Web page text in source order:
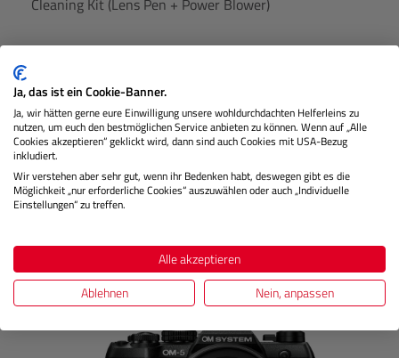
Cleaning Kit (Lens Pen + Power Blower)
Preis € 19,99
IN DEN WARENKORB
Produktgalerie überspringen
Ja, das ist ein Cookie-Banner.
Ja, wir hätten gerne eure Einwilligung unsere wohldurchdachten Helferleins zu
nutzen, um euch den bestmöglichen Service anbieten zu können. Wenn auf „Alle
Cookies akzeptieren“ geklickt wird, dann sind auch Cookies mit USA-Bezug
inkludiert.
Wir verstehen aber sehr gut, wenn ihr Bedenken habt, deswegen gibt es die
Möglichkeit „nur erforderliche Cookies“ auszuwählen oder auch „Individuelle
Einstellungen“ zu treffen.
Alle akzeptieren
Ablehnen
Nein, anpassen